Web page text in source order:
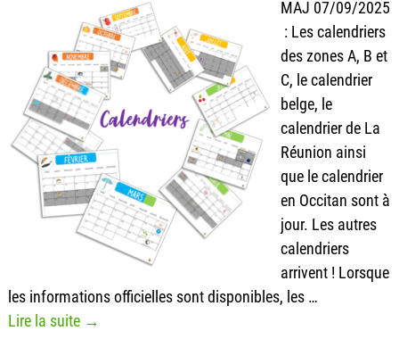
MAJ 07/09/2025
: Les calendriers
des zones A, B et
C, le calendrier
belge, le
calendrier de La
Réunion ainsi
que le calendrier
en Occitan sont à
jour. Les autres
calendriers
arrivent ! Lorsque
les informations officielles sont disponibles, les …
Lire la suite →